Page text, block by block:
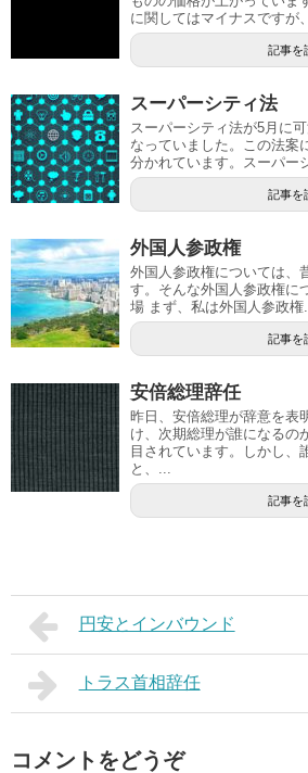
に関してはマイナスですが
記事を
スーパーシティ法
スーパーシティ法が5月に
なっていました。この法案
分かれています。スーパー
記事を
外国人参政権
外国人参政権については、
す。そんな外国人参政権に
場 まず、私は外国人参政権
記事を
安倍総理辞任
昨日、安倍総理が辞意を表
け、次期総理が誰になるの
目されています。しかし、
と、...
記事を
円安とインバウンド
トラス首相辞任
コメントをどうぞ